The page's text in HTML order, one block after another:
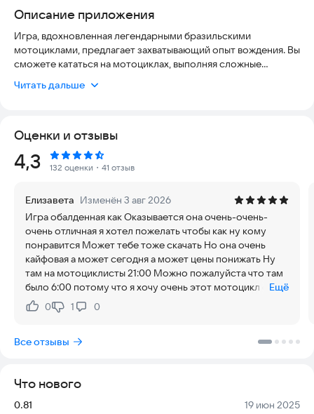
Описание приложения
Игра, вдохновленная легендарными бразильскими
мотоциклами, предлагает захватывающий опыт вождения. Вы
сможете кататься на мотоциклах, выполняя сложные
размытие. В игре доступны специальные режимы доставки и
Вы можете полностью настроить своего гонщика, выбирая
персонажей, шлемы и очки. Также доступна глубокая
персонализация мотоцикла: меняйте выхлопные трубы, цвет,
зеркала заднего вида и многое другое, чтобы создать
Игра разработана с учетом современных требований к
безопасности и удобству. Она работает стабильно на
большинстве устройств, обеспечивая плавный игровой
процесс без задержек. Режимы игры продуманы так, чтобы
даже новички могли быстро освоить управление, а опытные
игроки нашли вызов. Актуальность контента
поддерживается регулярными обновлениями, а простота
интерфейса позволяет начать играть сразу после установки.
Попробуйте установить игру и ощутите драйв бразильских
Читать дальше
Оценки и отзывы
Рейтинг:
4,3 132 оценки ・41 отзыв
Елизавета Изменён 3 авг 2026
Игра обалденная как Оказывается она очень-очень-
очень отличная я хотел пожелать чтобы как ну кому
понравится Может тебе тоже скачать Но она очень
кайфовая а может сегодня а может цены понижать Ну
там на мотоциклисты 21:00 Можно пожалуйста что там
было 6:00 потому что я хочу очень этот мотоцикл он
мне очень-очень нравится это ну цена 21 00 и ещё один
ноль Я бы удел
Ещё
Нравится:
0Не нравится:
1 0
Все отзывы
Что нового
Версия:
0.81 Дата:
19 июн 2025